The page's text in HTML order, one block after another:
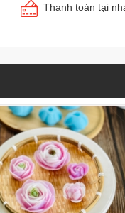
Thanh toán tại